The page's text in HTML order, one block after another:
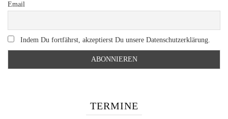
Email
Indem Du fortfährst, akzeptierst Du unsere Datenschutzerklärung.
TERMINE